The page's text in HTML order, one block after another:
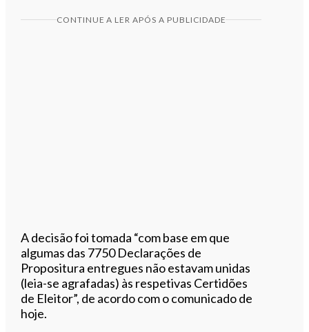
CONTINUE A LER APÓS A PUBLICIDADE
A decisão foi tomada “com base em que
algumas das 7750 Declarações de
Propositura entregues não estavam unidas
(leia-se agrafadas) às respetivas Certidões
de Eleitor”, de acordo com o comunicado de
hoje.